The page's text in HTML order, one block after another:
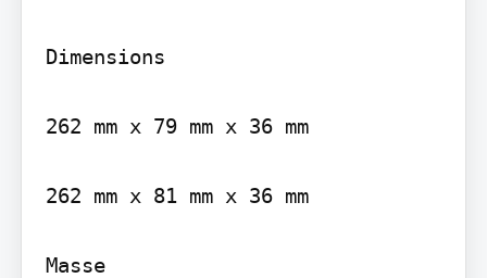
Dimensions
262 mm x 79 mm x 36 mm
262 mm x 81 mm x 36 mm
Masse